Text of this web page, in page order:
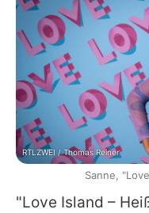
"Love Island –
RTLZWEI / Thomas Reiner
Sanne,